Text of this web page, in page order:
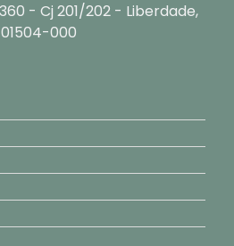
- Cj 201/202 - Liberdade,
000